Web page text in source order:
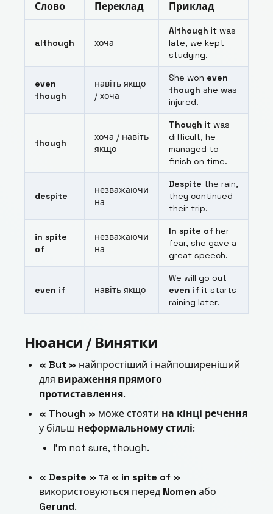
Слово Переклад Приклад
although хоча
Although it was
late, we kept
studying.
even
though
навіть якщо
/ хоча
She won even
though she was
injured.
though
хоча / навіть
якщо
Though it was
difficult, he
managed to
finish on time.
despite
незважаючи
на
Despite the rain,
they continued
their trip.
in spite
of
незважаючи
на
In spite of her
fear, she gave a
great speech.
even if навіть якщо
We will go out
even if it starts
raining later.
Нюанси / Винятки
« But » найпростіший і найпоширеніший
для вираження прямого
протиставлення.
« Though » може стояти на кінці речення
у більш неформальному стилі:
I’m not sure, though.
« Despite » та « in spite of »
використовуються перед Nomen або
Gerund.